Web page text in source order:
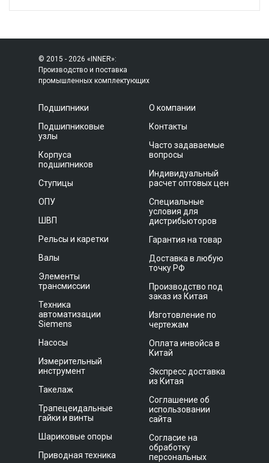
© 2015 - 2026 «INNER»:
Производство и поставка
промышленных комплектующих
Подшипники
Подшипниковые
узлы
Корпуса
подшипников
Ступицы
ОПУ
ШВП
Рельсы и каретки
Валы
Элементы
трансмиссии
Техника
автоматизации
Siemens
Насосы
Измерительный
инструмент
Такелаж
Трапецеидальные
гайки и винты
Шариковые опоры
Приводная техника
О компании
Контакты
Часто задаваемые
вопросы
Индивидуальный
расчет оптовых цен
Специальные
условия для
дистрибьюторов
Гарантия на товар
Доставка в любую
точку РФ
Производство под
заказ из Китая
Изготовление по
чертежам
Оплата инвойса в
Китай
Экспресс доставка
из Китая
Соглашение об
использовании
сайта
Согласие на
обработку
персональных